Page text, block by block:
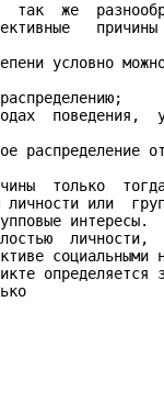
так  же
условно
поведения,
распределение
только
личности или
определяется